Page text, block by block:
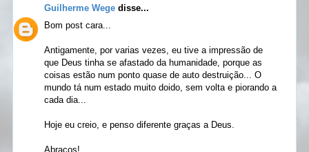
Guilherme Wege disse...
Bom post cara...
Antigamente, por varias vezes, eu tive a impressão de
que Deus tinha se afastado da humanidade, porque as
coisas estão num ponto quase de auto destruição... O
mundo tá num estado muito doido, sem volta e piorando a
cada dia...
Hoje eu creio, e penso diferente graças a Deus.
Abraços!